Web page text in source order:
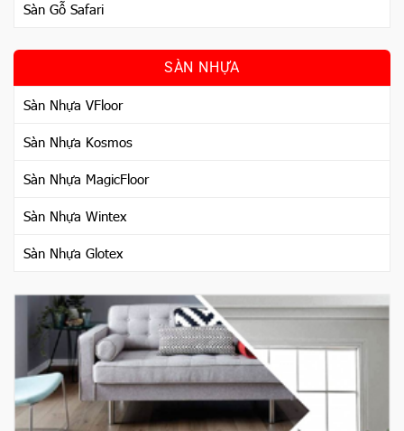
Sàn Gỗ Safari
SÀN NHỰA
Sàn Nhựa VFloor
Sàn Nhựa Kosmos
Sàn Nhựa MagicFloor
Sàn Nhựa Wintex
Sàn Nhựa Glotex